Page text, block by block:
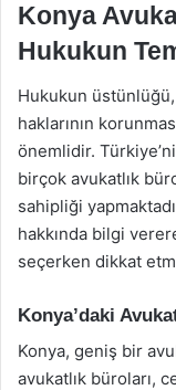
Konya
Hukukun
Hukukun
haklarının
önemlidir.
birçok avukatlık
sahipliği
hakkında bilgi
seçerken dikkat
Konya’daki
Konya, geniş bir
avukatlık büroları,